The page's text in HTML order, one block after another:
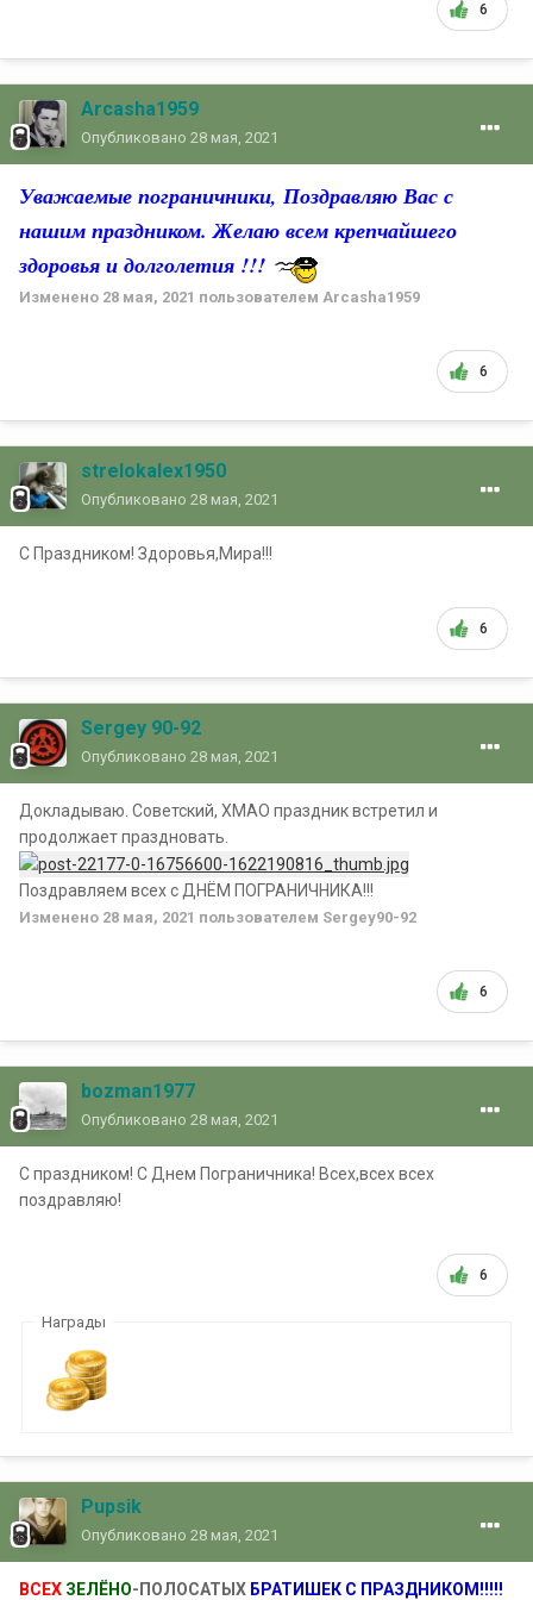
6
Arcasha1959
Опубликовано 28 мая, 2021
Уважаемые пограничники, Поздравляю Вас с
нашим праздником. Желаю всем крепчайшего
здоровья и долголетия !!!
Изменено 28 мая, 2021 пользователем Arcasha1959
6
strelokalex1950
Опубликовано 28 мая, 2021
С Праздником! Здоровья,Мира!!!
6
Sergey 90-92
Опубликовано 28 мая, 2021
Докладываю. Советский, ХМАО праздник встретил и
продолжает праздновать.
Поздравляем всех с ДНЁМ ПОГРАНИЧНИКА!!!
Изменено 28 мая, 2021 пользователем Sergey90-92
6
bozman1977
Опубликовано 28 мая, 2021
С праздником! С Днем Пограничника! Всех,всех всех
поздравляю!
6
Награды
Pupsik
Опубликовано 28 мая, 2021
ВСЕХ ЗЕЛЁНО-ПОЛОСАТЫХ БРАТИШЕК С ПРАЗДНИКОМ!!!!!